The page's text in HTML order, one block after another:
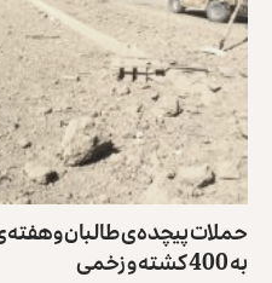
حملات پیچده‌ی طالبان و
به 400 کشته و زخمی